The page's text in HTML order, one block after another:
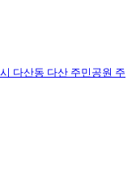
다산동 다산 주민공원 주